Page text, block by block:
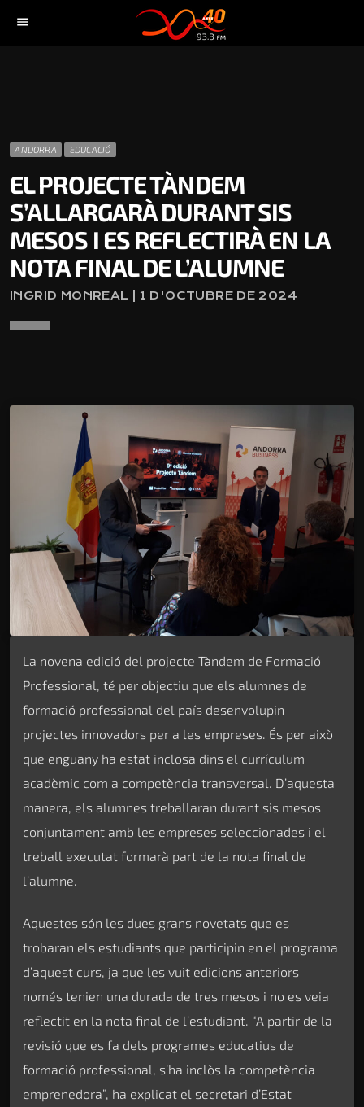
menu
ANDORRA EDUCACIÓ
EL PROJECTE TÀNDEM
S’ALLARGARÀ DURANT SIS
MESOS I ES REFLECTIRÀ EN LA
NOTA FINAL DE L’ALUMNE
INGRID MONREAL | 1 D'OCTUBRE DE 2024
La novena edició del projecte Tàndem de Formació
Professional, té per objectiu que els alumnes de
formació professional del país desenvolupin
projectes innovadors per a les empreses. És per això
que enguany ha estat inclosa dins el currículum
acadèmic com a competència transversal. D’aquesta
manera, els alumnes treballaran durant sis mesos
conjuntament amb les empreses seleccionades i el
treball executat formarà part de la nota final de
l’alumne.
Aquestes són les dues grans novetats que es
trobaran els estudiants que participin en el programa
d’aquest curs, ja que les vuit edicions anteriors
només tenien una durada de tres mesos i no es veia
reflectit en la nota final de l’estudiant. “A partir de la
revisió que es fa dels programes educatius de
formació professional, s’ha inclòs la competència
emprenedora”, ha explicat el secretari d’Estat